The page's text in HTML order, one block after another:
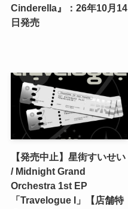
Cinderella』：26年10月14
日発売
【発売中止】星街すいせい
/ Midnight Grand
Orchestra 1st EP
「Travelogue I」【店舗特